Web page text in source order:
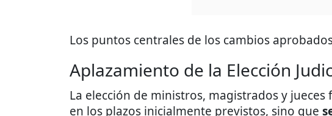
Los puntos centrales de los cambios
Aplazamiento de la Elección
La elección de ministros, magistrados y jueces
en los plazos inicialmente previstos, sino que